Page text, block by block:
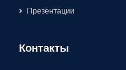
Презентации
Контакты